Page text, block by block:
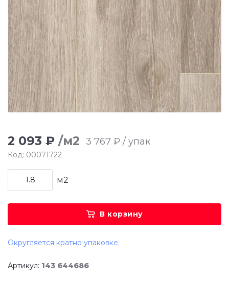
2 093 ₽ /м2 3 767 ₽ / упак
Код: 00071722
м2
В корзину
Округляется кратно упаковке.
Артикул: 143 644686